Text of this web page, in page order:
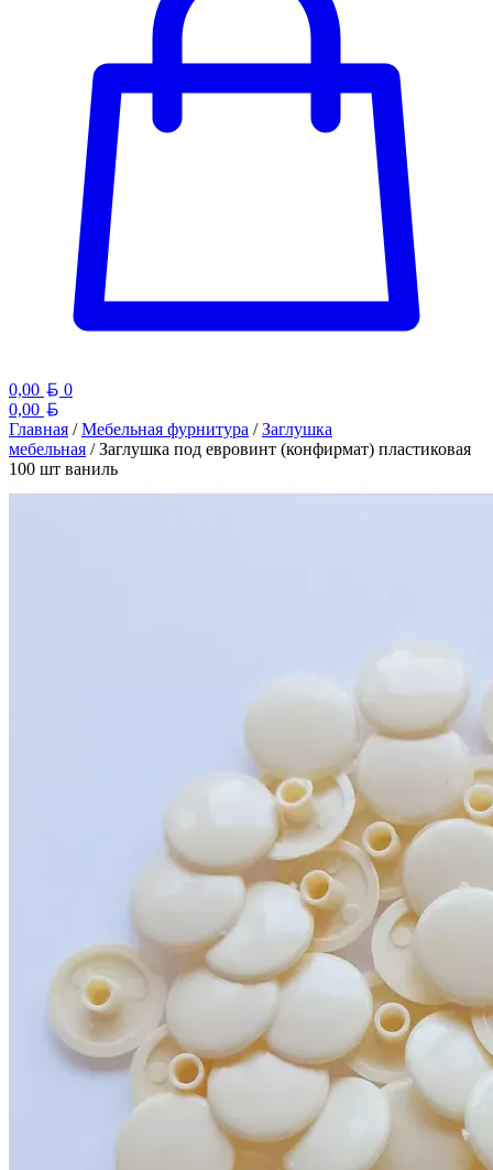
0,00 Белорусский рубль
0
0,00
Главная /Мебельная фурнитура /Заглушка
мебельная / Заглушка под евровинт (конфирмат) пластиковая
100 шт ваниль